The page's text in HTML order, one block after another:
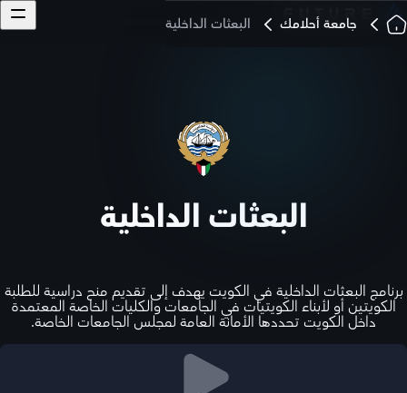
جامعة أحلامك البعثات الداخلية
البعثات الداخلية
برنامج البعثات الداخلية في الكويت يهدف إلى تقديم منح دراسية للطلبة
الكويتين أو لأبناء الكويتيات في الجامعات والكليات الخاصة المعتمدة
داخل الكويت تحددها الأمانة العامة لمجلس الجامعات الخاصة.